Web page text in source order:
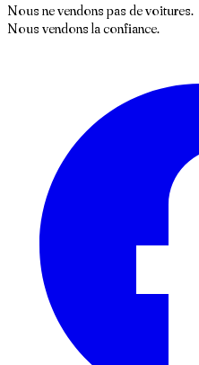
Nous ne vendons pas de voitures.
Nous vendons la confiance.